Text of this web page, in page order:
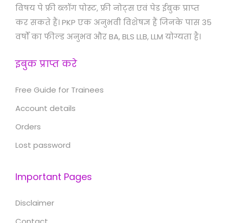
विषय पे फ्री ब्लॉग पोस्ट, फ्री नोट्स एवं पेड ईबुक प्राप्त
कर सकते हैं। PKP एक अनुभवी विशेषज्ञ हैं जिनके पास 35
वर्षों का फील्ड अनुभव और BA, BLS LLB, LLM योग्यता है।
इबुक प्राप्त करे
Free Guide for Trainees
Account details
Orders
Lost password
Important Pages
Disclaimer